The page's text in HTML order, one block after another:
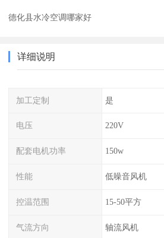
德化县水冷空调哪家好
详细说明
加工定制 是
电压 220V
配套电机功率 150w
性能 低噪音风机
控温范围 15-50平方
气流方向 轴流风机